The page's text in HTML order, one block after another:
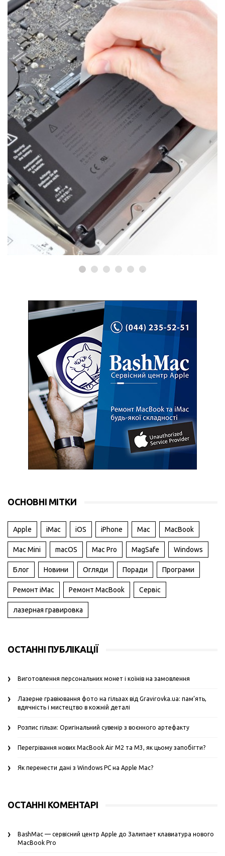
РЕМОНТ MACBOOK
Коли потрібна заміна батареї
MacBook?
ОСНОВНІ МІТКИ
Apple iMac iOS iPhone Mac MacBook
Mac Mini macOS Mac Pro MagSafe Windows
Блог Новини Огляди Поради Програми
Ремонт iMac Ремонт MacBook Сервіс
лазерная гравировка
ОСТАННІ ПУБЛІКАЦІЇ
Виготовлення персональних монет і коїнів на замовлення
Лазерне гравіювання фото на гільзах від Gravirovka.ua: пам’ять,
вдячність і мистецтво в кожній деталі
Розпис гільзи: Оригінальний сувенір з воєнного артефакту
Перегрівання нових MacBook Air M2 та M3, як цьому запобігти?
Як перенести дані з Windows PC на Apple Mac?
ОСТАННІ КОМЕНТАРІ
BashMac — сервісний центр Apple до Залипает клавиатура нового
MacBook Pro